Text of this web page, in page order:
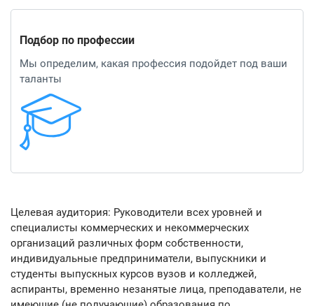
Подбор по профессии
Мы определим, какая профессия подойдет под ваши
таланты
Целевая аудитория: Руководители всех уровней и
специалисты коммерческих и некоммерческих
организаций различных форм собственности,
индивидуальные предприниматели, выпускники и
студенты выпускных курсов вузов и колледжей,
аспиранты, временно незанятые лица, преподаватели, не